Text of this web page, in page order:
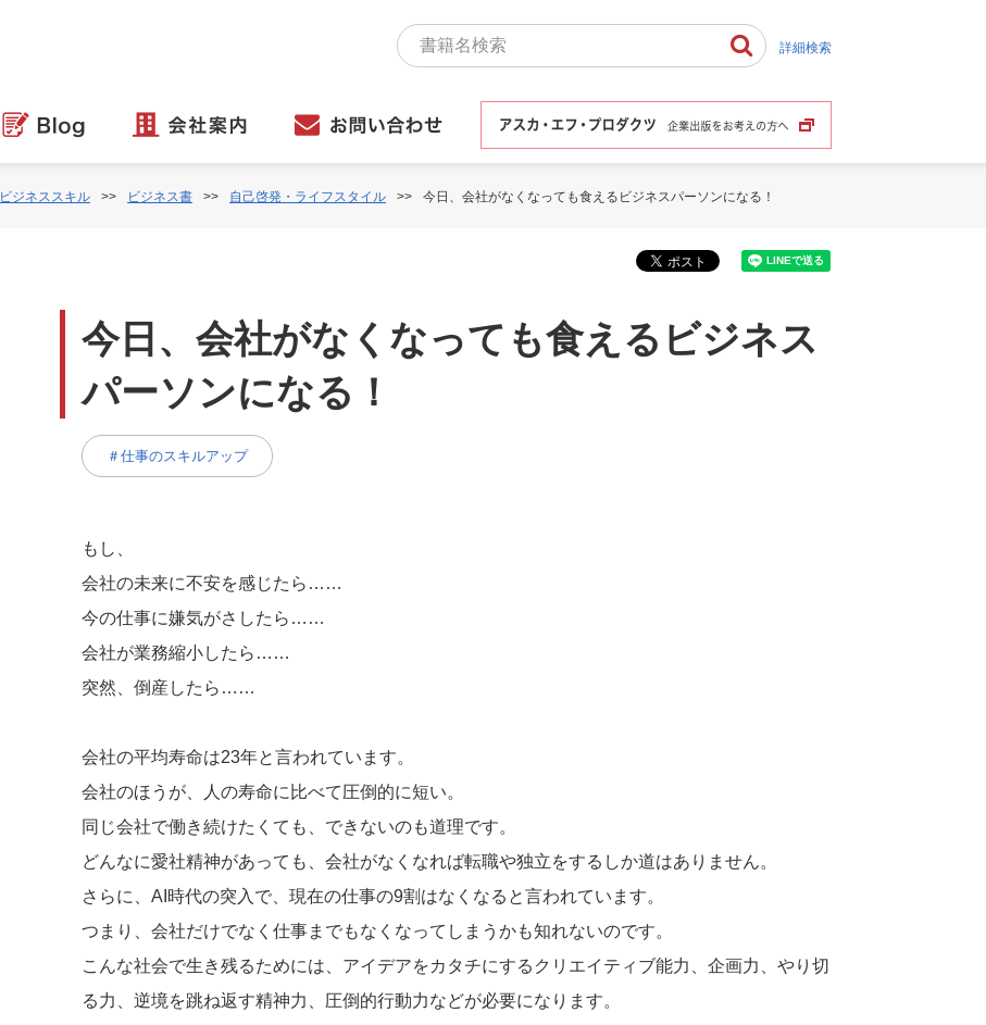
詳細検索
ビジネススキル ビジネス書 自己啓発・ライフスタイル 今日、会社がなくなっても食えるビジネスパーソンになる！
今日、会社がなくなっても食えるビジネス
パーソンになる！
＃仕事のスキルアップ
もし、
会社の未来に不安を感じたら……
今の仕事に嫌気がさしたら……
会社が業務縮小したら……
突然、倒産したら……
会社の平均寿命は23年と言われています。
会社のほうが、人の寿命に比べて圧倒的に短い。
同じ会社で働き続けたくても、できないのも道理です。
どんなに愛社精神があっても、会社がなくなれば転職や独立をするしか道はありません。
さらに、AI時代の突入で、現在の仕事の9割はなくなると言われています。
つまり、会社だけでなく仕事までもなくなってしまうかも知れないのです。
こんな社会で生き残るためには、アイデアをカタチにするクリエイティブ能力、企画力、やり切
る力、逆境を跳ね返す精神力、圧倒的行動力などが必要になります。